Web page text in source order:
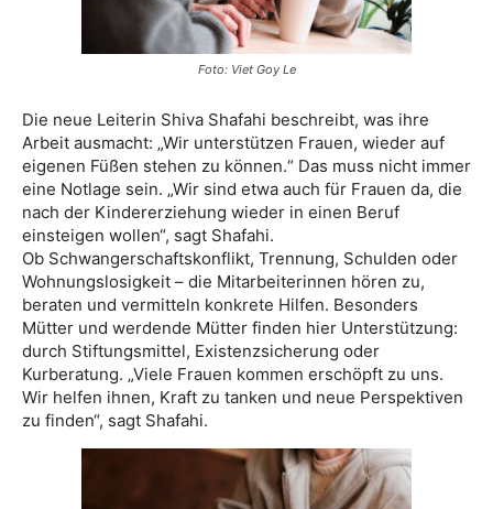
Foto: Viet Goy Le
Die neue Leiterin Shiva Shafahi beschreibt, was ihre
Arbeit ausmacht: „Wir unterstützen Frauen, wieder auf
eigenen Füßen stehen zu können.“ Das muss nicht immer
eine Notlage sein. „Wir sind etwa auch für Frauen da, die
nach der Kindererziehung wieder in einen Beruf
einsteigen wollen“, sagt Shafahi.
Ob Schwangerschaftskonflikt, Trennung, Schulden oder
Wohnungslosigkeit – die Mitarbeiterinnen hören zu,
beraten und vermitteln konkrete Hilfen. Besonders
Mütter und werdende Mütter finden hier Unterstützung:
durch Stiftungsmittel, Existenzsicherung oder
Kurberatung. „Viele Frauen kommen erschöpft zu uns.
Wir helfen ihnen, Kraft zu tanken und neue Perspektiven
zu finden“, sagt Shafahi.